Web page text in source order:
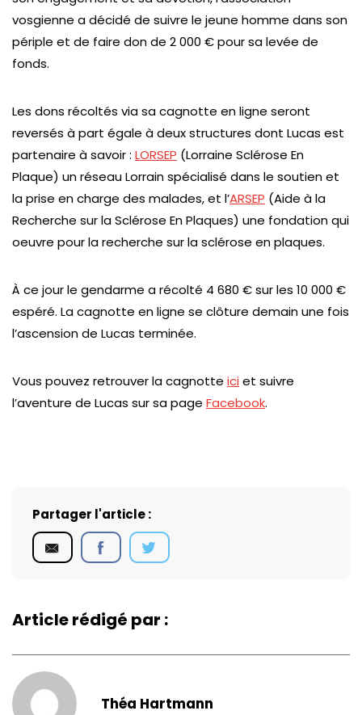
vosgienne a décidé de suivre le jeune homme dans son
périple et de faire don de 2 000 € pour sa levée de
fonds.
Les dons récoltés via sa cagnotte en ligne seront
reversés à part égale à deux structures dont Lucas est
partenaire à savoir : LORSEP (Lorraine Sclérose En
Plaque) un réseau Lorrain spécialisé dans le soutien et
la prise en charge des malades, et l’ARSEP (Aide à la
Recherche sur la Sclérose En Plaques) une fondation qui
oeuvre pour la recherche sur la sclérose en plaques.
À ce jour le gendarme a récolté 4 680 € sur les 10 000 €
espéré. La cagnotte en ligne se clôture demain une fois
l’ascension de Lucas terminée.
Vous pouvez retrouver la cagnotte ici et suivre
l’aventure de Lucas sur sa page Facebook.
Partager l'article :
Article rédigé par :
Théa Hartmann